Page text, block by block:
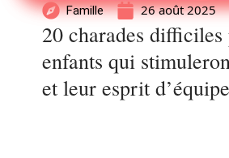
Famille 26 août 2025
20 charades difficiles
enfants qui
et leur esprit d’équipe